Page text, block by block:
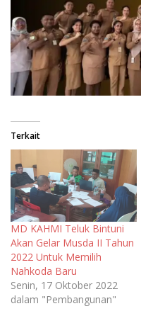
Terkait
MD KAHMI Teluk Bintuni
Akan Gelar Musda II Tahun
2022 Untuk Memilih
Nahkoda Baru
Senin, 17 Oktober 2022
dalam "Pembangunan"